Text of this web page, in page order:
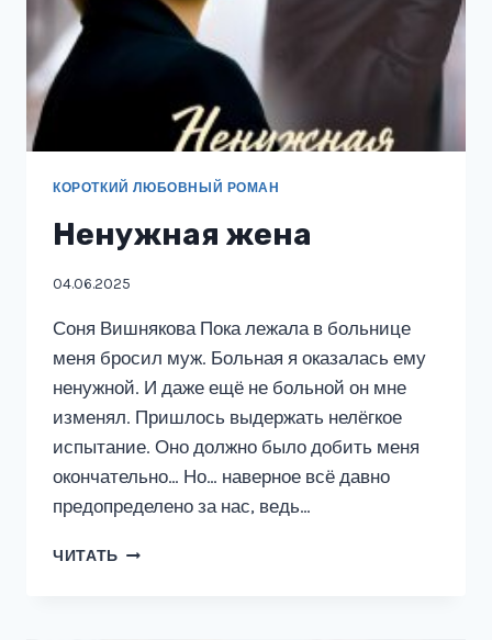
КОРОТКИЙ ЛЮБОВНЫЙ РОМАН
Ненужная жена
04.06.2025
Соня Вишнякова Пока лежала в больнице
меня бросил муж. Больная я оказалась ему
ненужной. И даже ещё не больной он мне
изменял. Пришлось выдержать нелёгкое
испытание. Оно должно было добить меня
окончательно… Но… наверное всё давно
предопределено за нас, ведь…
ЧИТАТЬ НЕНУЖНАЯ